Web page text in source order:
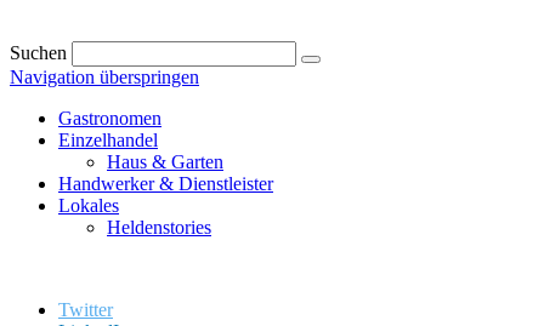
Suchen
Navigation überspringen
Gastronomen
Einzelhandel
Haus & Garten
Handwerker & Dienstleister
Lokales
Heldenstories
Twitter